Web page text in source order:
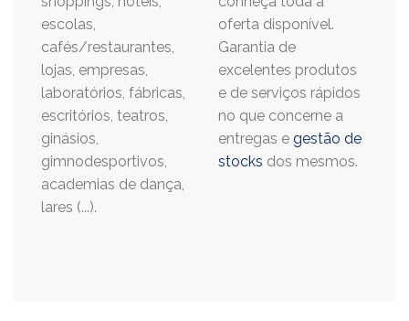
escolas,
cafés/restaurantes,
lojas, empresas,
laboratórios, fábricas,
escritórios, teatros,
ginásios,
gimnodesportivos,
academias de dança,
lares (...).
oferta disponível.
Garantia de
excelentes produtos
e de serviços rápidos
no que concerne a
entregas e gestão de
stocks dos mesmos.